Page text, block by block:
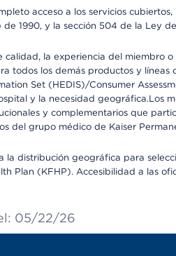
acceso a los servicios
1990, y la sección 504 de la Ley
la experiencia del miembro
todos los demás productos y
Set (HEDIS)/Consumer
y la necesidad geográfica.Los
y complementarios que
del grupo médico de Kaiser
la distribución geográfica para
Plan (KFHP). Accesibilidad a las
05/22/26